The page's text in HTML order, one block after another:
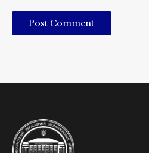
Post Comment